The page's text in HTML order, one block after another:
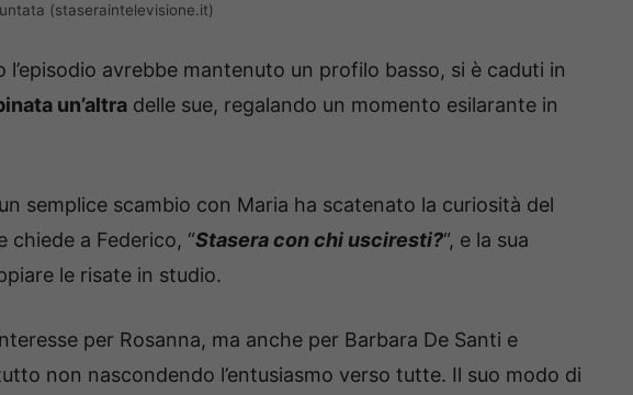
(staseraintelevisione.it)
l’episodio avrebbe mantenuto un profilo basso, si è caduti in
un’altra delle sue, regalando un momento esilarante in
semplice scambio con Maria ha scatenato la curiosità del
chiede a Federico, “Stasera con chi usciresti?“, e la sua
le risate in studio.
per Rosanna, ma anche per Barbara De Santi e
non nascondendo l’entusiasmo verso tutte. Il suo modo di